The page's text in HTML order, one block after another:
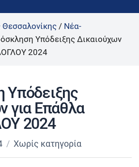
Θεσσαλονίκης / Νέα-
Υπόδειξης Δικαιούχων
2024
Υπόδειξης
για Επάθλα
2024
Χωρίς κατηγορία